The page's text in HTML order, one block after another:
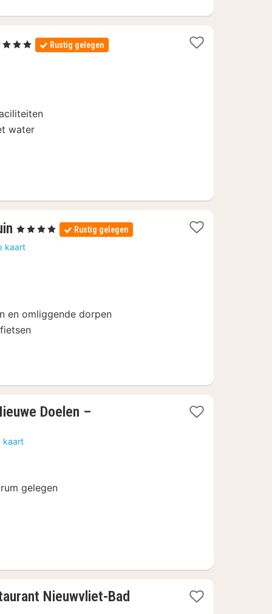
Sterren Rustig gelegen
water
1
nacht
vanaf
, 4 Sterren Rustig gelegen
kaart
en omliggende dorpen
Doelen –
kaart
gelegen
Nieuwvliet-Bad